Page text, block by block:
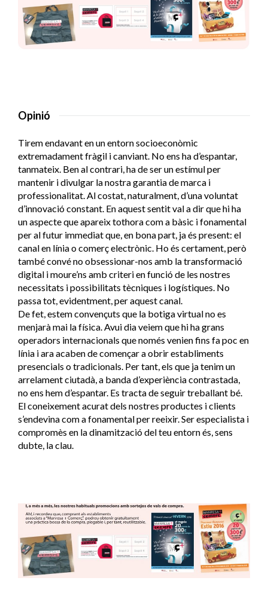
Opinió
Tirem endavant en un entorn socioeconòmic
extremadament fràgil i canviant. No ens ha d’espantar,
tanmateix. Ben al contrari, ha de ser un estímul per
mantenir i divulgar la nostra garantia de marca i
professionalitat. Al costat, naturalment, d’una voluntat
d’innovació constant. En aquest sentit val a dir que hi ha
un aspecte que apareix tothora com a bàsic i fonamental
per al futur immediat que, en bona part, ja és present: el
canal en línia o comerç electrònic. Ho és certament, però
també convé no obsessionar-nos amb la transformació
digital i moure’ns amb criteri en funció de les nostres
necessitats i possibilitats tècniques i logístiques. No
passa tot, evidentment, per aquest canal.
De fet, estem convençuts que la botiga virtual no es
menjarà mai la física. Avui dia veiem que hi ha grans
operadors internacionals que només venien fins fa poc en
línia i ara acaben de començar a obrir establiments
presencials o tradicionals. Per tant, els que ja tenim un
arrelament ciutadà, a banda d’experiència contrastada,
no ens hem d’espantar. Es tracta de seguir treballant bé.
El coneixement acurat dels nostres productes i clients
s’endevina com a fonamental per reeixir. Ser especialista i
compromès en la dinamització del teu entorn és, sens
dubte, la clau.